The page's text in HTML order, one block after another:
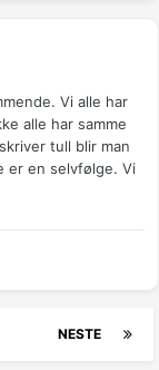
Vi alle har
alle har samme
tull blir man
er en selvfølge. Vi
NESTE